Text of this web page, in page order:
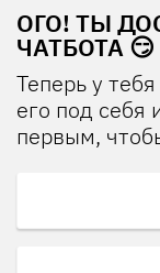
ОГО! ТЫ
ЧАТБОТА 😏
Теперь у
его под себя
первым,